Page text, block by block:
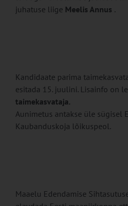
juhatuse liige Meelis Annus .
Kandidaate parima
esitada 15. juulini. Lisainfo on
taimekasvataja.
Aunimetus antakse üle sügisel
Kaubanduskoja lõikuspeol.
Maaelu Edendamise